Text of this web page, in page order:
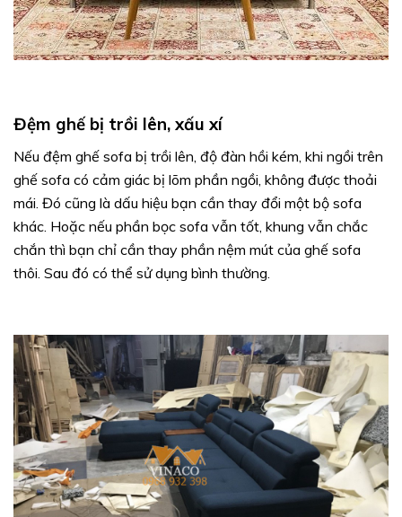
Đệm ghế bị trồi lên, xấu xí
Nếu đệm ghế sofa bị trồi lên, độ đàn hồi kém, khi ngồi trên
ghế sofa có cảm giác bị lõm phần ngồi, không được thoải
mái. Đó cũng là dấu hiệu bạn cần thay đổi một bộ sofa
khác. Hoặc nếu phần bọc sofa vẫn tốt, khung vẫn chắc
chắn thì bạn chỉ cần thay phần nệm mút của ghế sofa
thôi. Sau đó có thể sử dụng bình thường.